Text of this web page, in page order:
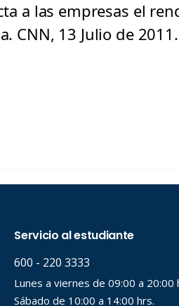
a las empresas el
CNN, 13 Julio de